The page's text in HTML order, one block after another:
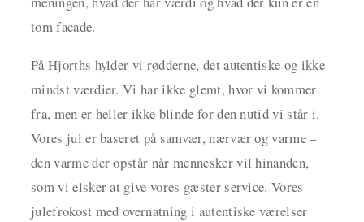
tom facade.
På Hjorths hylder vi rødderne, det autentiske og ikke
mindst værdier. Vi har ikke glemt, hvor vi kommer
fra, men er heller ikke blinde for den nutid vi står i.
Vores jul er baseret på samvær, nærvær og varme –
den varme der opstår når mennesker vil hinanden,
som vi elsker at give vores gæster service. Vores
julefrokost med overnatning i autentiske værelser